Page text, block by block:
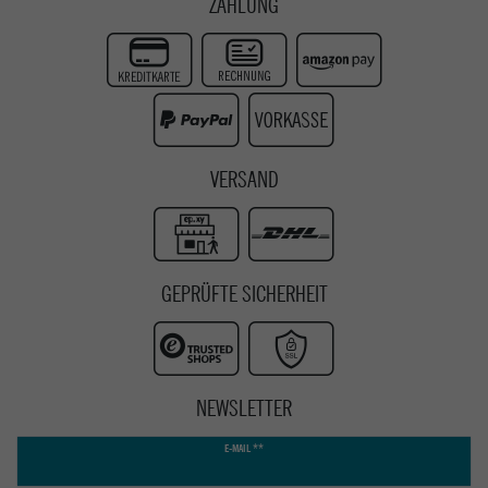
Zur Echtheit der Bewertungen
Instagram
Youtube
VERSAND
GEPRÜFTE SICHERHEIT
NEWSLETTER
E-MAIL **